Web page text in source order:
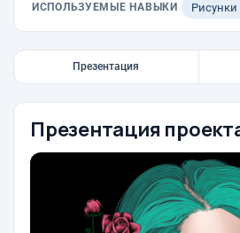
ИСПОЛЬЗУЕМЫЕ НАВЫКИ
Презентация
Презентация